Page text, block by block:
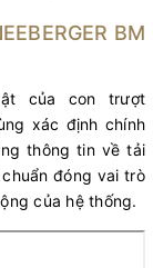
BM
của con trượt
xác định chính
thông tin về tải
đóng vai trò
của hệ thống.